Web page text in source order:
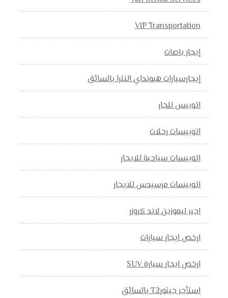
VIP Transportation
إيجار باصات
إيجارسيارات هيونداي النترا بالسائق
اتوبيس للجار
اتوبيسات رحلات
اتوبيسات سياحية للايجار
اتوبيسات مرسيدس للايجار
اجير ليموزين لاند كروزر
ارخص ايجار سيارات
ارخص ايجار سيارة SUV
استأجر جيتورT2 بالسائق